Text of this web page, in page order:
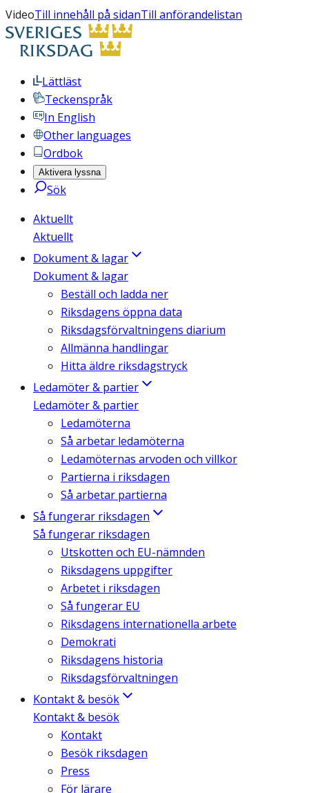
VideoTill innehåll på sidanTill anförandelistan
Lättläst
Teckenspråk
In English
Other languages
Ordbok
Aktivera lyssna
Sök
Aktuellt
Aktuellt
Dokument & lagar
Dokument & lagar
Beställ och ladda ner
Riksdagens öppna data
Riksdagsförvaltningens diarium
Allmänna handlingar
Hitta äldre riksdagstryck
Ledamöter & partier
Ledamöter & partier
Ledamöterna
Så arbetar ledamöterna
Ledamöternas arvoden och villkor
Partierna i riksdagen
Så arbetar partierna
Så fungerar riksdagen
Så fungerar riksdagen
Utskotten och EU-nämnden
Riksdagens uppgifter
Arbetet i riksdagen
Så fungerar EU
Riksdagens internationella arbete
Demokrati
Riksdagens historia
Riksdagsförvaltningen
Kontakt & besök
Kontakt & besök
Kontakt
Besök riksdagen
Press
För lärare